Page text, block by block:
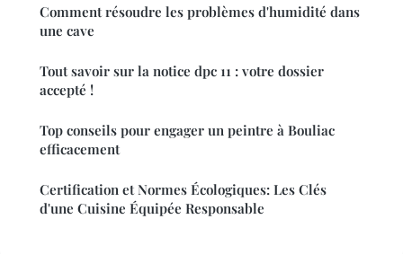
Comment résoudre les problèmes d'humidité dans
une cave
Tout savoir sur la notice dpc 11 : votre dossier
accepté !
Top conseils pour engager un peintre à Bouliac
efficacement
Certification et Normes Écologiques: Les Clés
d'une Cuisine Équipée Responsable